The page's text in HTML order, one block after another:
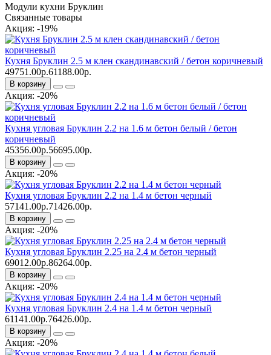
Модули кухни Бруклин
Связанные товары
Акция: -19%
Кухня Бруклин 2.5 м клен скандинавский / бетон коричневый
49751.00р.61188.00р.
В корзину
Акция: -20%
Кухня угловая Бруклин 2.2 на 1.6 м бетон белый / бетон
коричневый
45356.00р.56695.00р.
В корзину
Акция: -20%
Кухня угловая Бруклин 2.2 на 1.4 м бетон черный
57141.00р.71426.00р.
В корзину
Акция: -20%
Кухня угловая Бруклин 2.25 на 2.4 м бетон черный
69012.00р.86264.00р.
В корзину
Акция: -20%
Кухня угловая Бруклин 2.4 на 1.4 м бетон черный
61141.00р.76426.00р.
В корзину
Акция: -20%